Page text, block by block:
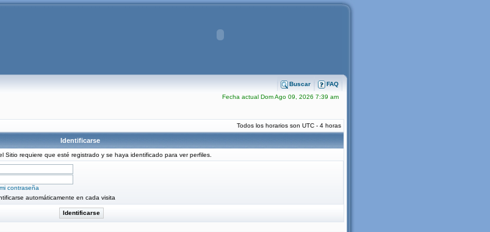
FAQ
Buscar
Fecha actual Dom Ago 09, 2026 7:39 am
Todos los horarios son UTC - 4 horas
Identificarse
Sitio requiere que esté registrado y se haya identificado para ver perfiles.
contraseña
automáticamente en cada visita